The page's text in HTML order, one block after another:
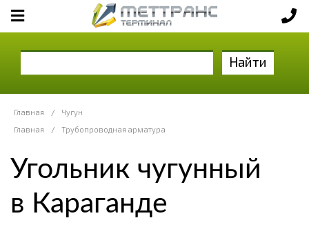
Найти
Главная /
Чугун
Главная
/ Трубопроводная арматура
Угольник чугунный
в Караганде